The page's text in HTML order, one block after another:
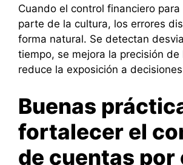
Cuando el control financiero para
parte de la cultura, los errores
forma natural. Se detectan
tiempo, se mejora la precisión de
reduce la exposición a
Buenas
fortalecer el
de cuentas por